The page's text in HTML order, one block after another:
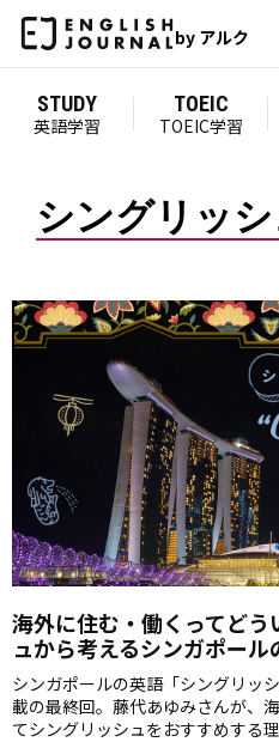
by アルク
STUDY
英語学習
TOEIC
TOEIC学習
シングリッシ
海外に住む・働くってど
ュから考えるシンガポール
シンガポールの英語「シングリッ
載の最終回。藤代あゆみさんが、
てシングリッシュをおすすめする理